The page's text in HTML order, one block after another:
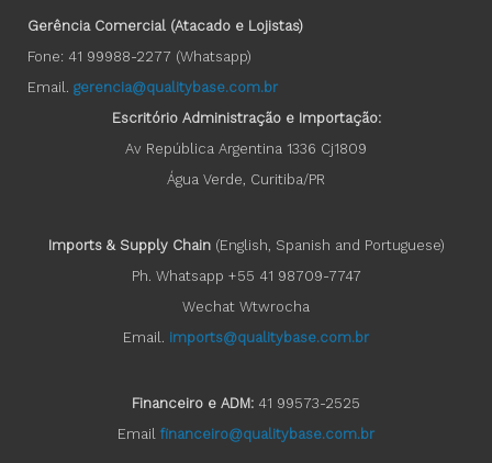
Gerência Comercial (Atacado e Lojistas)
Fone: 41 99988-2277 (Whatsapp)
Email. gerencia@qualitybase.com.br
Escritório Administração e Importação:
Av República Argentina 1336 Cj1809
Água Verde, Curitiba/PR
Imports & Supply Chain (English, Spanish and Portuguese)
Ph. Whatsapp +55 41 98709-7747
Wechat Wtwrocha
Email. imports@qualitybase.com.br
Financeiro e ADM: 41 99573-2525
Email financeiro@qualitybase.com.br